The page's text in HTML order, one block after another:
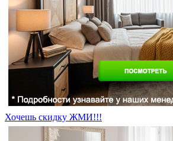
Хочешь скидку ЖМИ!!!